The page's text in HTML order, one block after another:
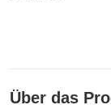
Über das